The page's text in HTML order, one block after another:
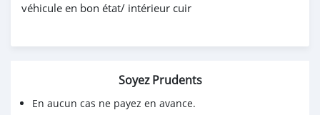
véhicule en bon état/ intérieur cuir
Soyez Prudents
En aucun cas ne payez en avance.